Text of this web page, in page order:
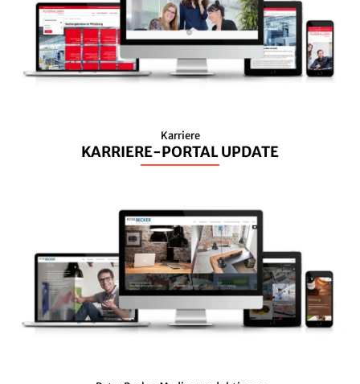
Karriere
KARRIERE-PORTAL UPDATE